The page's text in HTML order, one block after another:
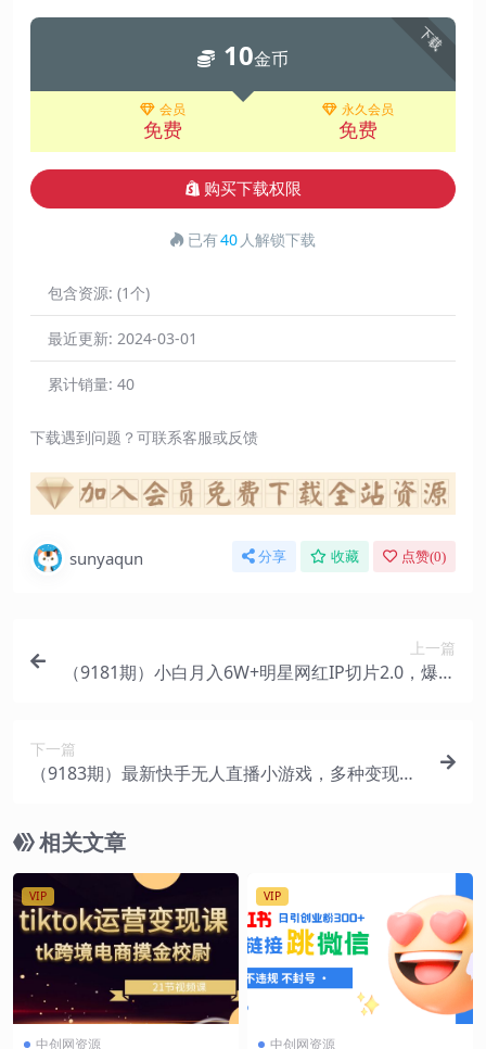
下载
10金币
会员
免费
永久会员
免费
购买下载权限
已有40 人解锁下载
包含资源: (1个)
最近更新: 2024-03-01
累计销量: 40
下载遇到问题？可联系客服或反馈
sunyaqun 分享 收藏 点赞(0)
上一篇
（9181期）小白月入6W+明星网红IP切片2.0，爆单
下一篇
（9183期）最新快手无人直播小游戏，多种变现方
相关文章
VIP
中创网资源
VIP
中创网资源